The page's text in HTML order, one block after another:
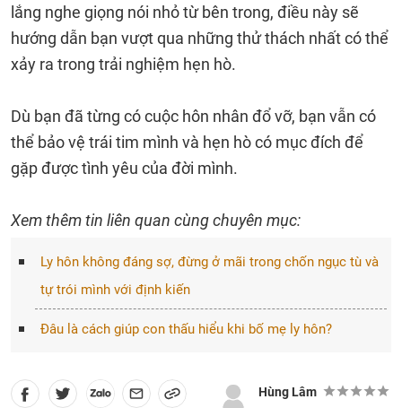
lắng nghe giọng nói nhỏ từ bên trong, điều này sẽ
hướng dẫn bạn vượt qua những thử thách nhất có thể
xảy ra trong trải nghiệm hẹn hò.
Dù bạn đã từng có cuộc hôn nhân đổ vỡ, bạn vẫn có
thể bảo vệ trái tim mình và hẹn hò có mục đích để
gặp được tình yêu của đời mình.
Xem thêm tin liên quan cùng chuyên mục:
Ly hôn không đáng sợ, đừng ở mãi trong chốn ngục tù và
tự trói mình với định kiến
Đâu là cách giúp con thấu hiểu khi bố mẹ ly hôn?
Hùng Lâm